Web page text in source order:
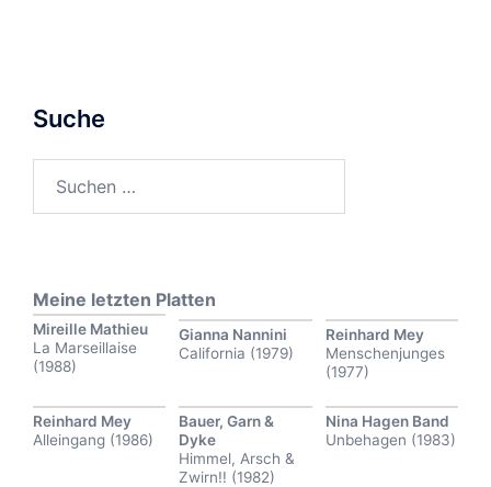
Suche
Meine letzten Platten
Mireille Mathieu
La Marseillaise
(1988)
Gianna Nannini
California (1979)
Reinhard Mey
Menschenjunges
(1977)
Reinhard Mey
Alleingang (1986)
Bauer, Garn &
Dyke
Himmel, Arsch &
Zwirn!! (1982)
Nina Hagen Band
Unbehagen (1983)